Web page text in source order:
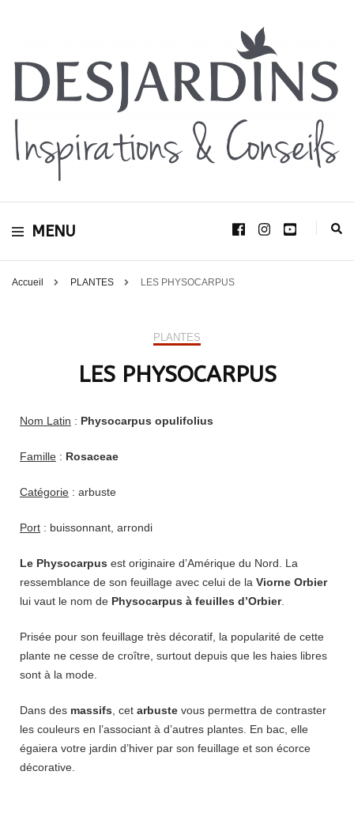
Desjardins
Inspirations &
Conseils
Avec le blog Desjardins, nous avons pour volonté de partager et de transmettre
d’aménagement d’intérieur et d’extérieur.
MENU
Accueil PLANTES LES PHYSOCARPUS
PLANTES
LES PHYSOCARPUS
Nom Latin : Physocarpus opulifolius
Famille : Rosaceae
Catégorie : arbuste
Port : buissonnant, arrondi
Le Physocarpus est originaire d’Amérique du Nord. La
ressemblance de son feuillage avec celui de la Viorne Orbier
lui vaut le nom de Physocarpus à feuilles d’Orbier.
Prisée pour son feuillage très décoratif, la popularité de cette
plante ne cesse de croître, surtout depuis que les haies libres
sont à la mode.
Dans des massifs , cet arbuste vous permettra de contraster
les couleurs en l’associant à d’autres plantes. En bac, elle
égaiera votre jardin d’hiver par son feuillage et son écorce
décorative.